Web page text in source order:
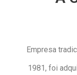
Empresa
1981, foi